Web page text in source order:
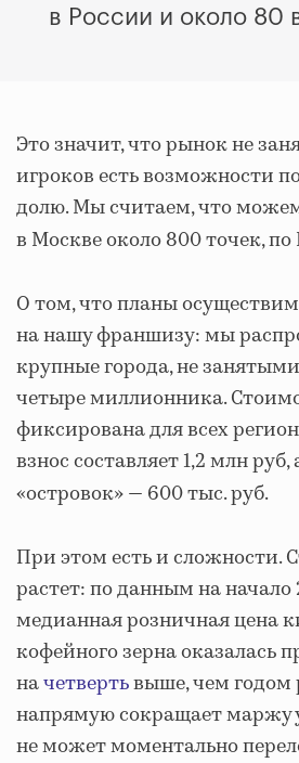
в России и около 80
Это значит, что рынок не
игроков есть возможности
долю. Мы считаем, что
в Москве около 800 точек, по
О том, что планы
на нашу франшизу: мы
крупные города, не
четыре миллионника.
фиксирована для всех
взнос составляет 1,2 млн
«островок»— 600 тыс. руб.
При этом есть и сложности.
растет: по данным на начало
медианная розничная цена
кофейного зерна оказалась
начетвертьвыше, чем годом
напрямую сокращает маржу
не может моментально